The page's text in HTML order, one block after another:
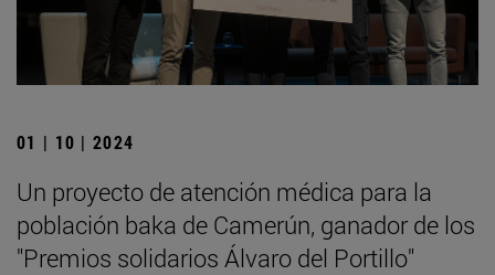
01 | 10 | 2024
Un proyecto de atención médica para la
población baka de Camerún, ganador de los
"Premios solidarios Álvaro del Portillo"